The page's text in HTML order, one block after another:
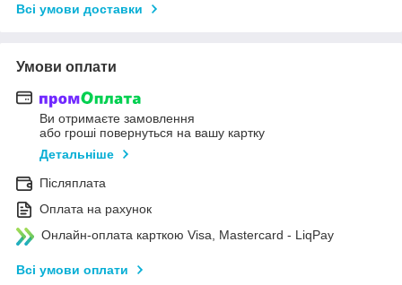
Всі умови доставки
Умови оплати
Ви отримаєте замовлення
або гроші повернуться на вашу картку
Детальніше
Післяплата
Оплата на рахунок
Онлайн-оплата карткою Visa, Mastercard - LiqPay
Всі умови оплати